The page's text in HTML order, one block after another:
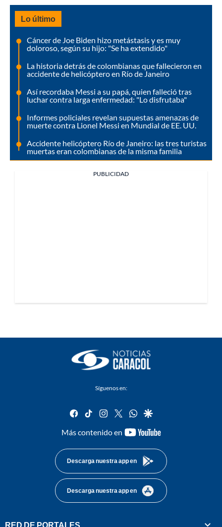
Lo último
Cáncer de Joe Biden hizo metástasis y es muy
doloroso, según su hijo: "Se ha extendido"
La historia detrás de colombianas que fallecieron en
accidente de helicóptero en Río de Janeiro
Así recordaba Messi a su papá, quien falleció tras
luchar contra larga enfermedad: "Lo disfrutaba"
Informes policiales revelan supuestas amenazas de
muerte contra Lionel Messi en Mundial de EE. UU.
Accidente helicóptero Río de Janeiro: las tres turistas
muertas eran colombianas de la misma familia
PUBLICIDAD
Síguenos en:
facebook
tiktok instagram
twitterwhatsapp
google
Más contenido en
youtube-
Descarga nuestra app en
Descarga nuestra app en
RED DE PORTALES